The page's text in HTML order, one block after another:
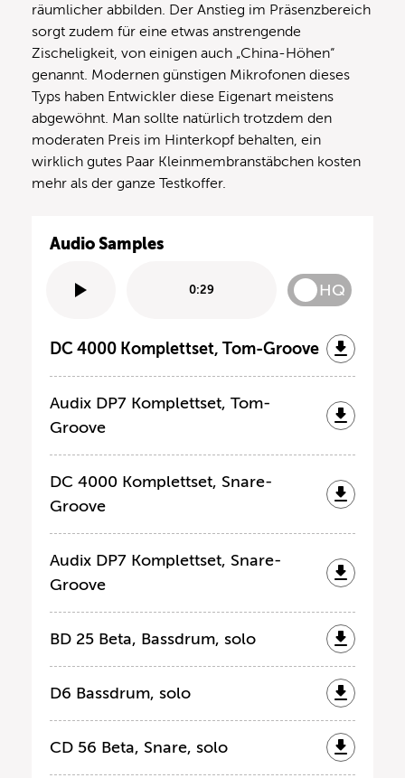
räumlicher abbilden. Der Anstieg im Präsenzbereich
sorgt zudem für eine etwas anstrengende
Zischeligkeit, von einigen auch „China-Höhen“
genannt. Modernen günstigen Mikrofonen dieses
Typs haben Entwickler diese Eigenart meistens
abgewöhnt. Man sollte natürlich trotzdem den
moderaten Preis im Hinterkopf behalten, ein
wirklich gutes Paar Kleinmembranstäbchen kosten
mehr als der ganze Testkoffer.
Audio Samples
0:29 HQ
DC 4000 Komplettset, Tom-Groove
Audix DP7 Komplettset, Tom-
Groove
DC 4000 Komplettset, Snare-
Groove
Audix DP7 Komplettset, Snare-
Groove
BD 25 Beta, Bassdrum, solo
D6 Bassdrum, solo
CD 56 Beta, Snare, solo